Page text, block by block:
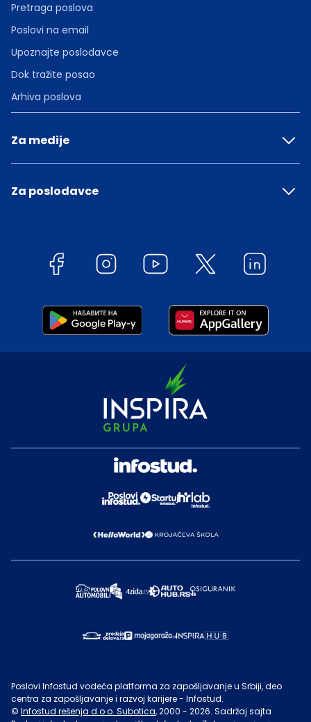
Pretraga poslova
Poslovi na email
Upoznajte poslodavce
Dok tražite posao
Arhiva poslova
Za medije
Za poslodavce
Poslovi Infostud vodeća platforma za zapošljavanje u Srbiji, deo
centra za zapošljavanje i razvoj karijere - Infostud.
© Infostud rešenja d.o.o. Subotica, 2000 - 2026. Sadržaj sajta